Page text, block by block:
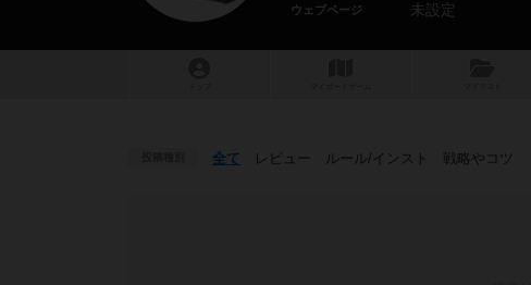
ウェブページ 未設定
全て レビュー ルール/インスト 戦略 やコツ